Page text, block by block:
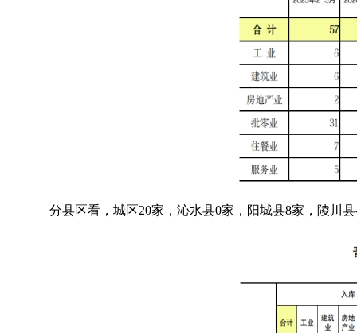
分县区看，城区20家，沁水县0家，阳城县8家，陵川